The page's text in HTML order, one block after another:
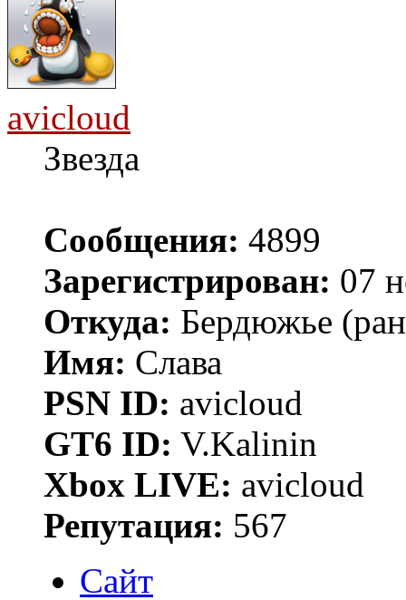
avicloud
Звезда
Сообщения: 4899
Зарегистрирован: 07
Откуда: Бердюжье
Имя: Слава
PSN ID: avicloud
GT6 ID: V.Kalinin
Xbox LIVE: avicloud
Репутация: 567
Сайт